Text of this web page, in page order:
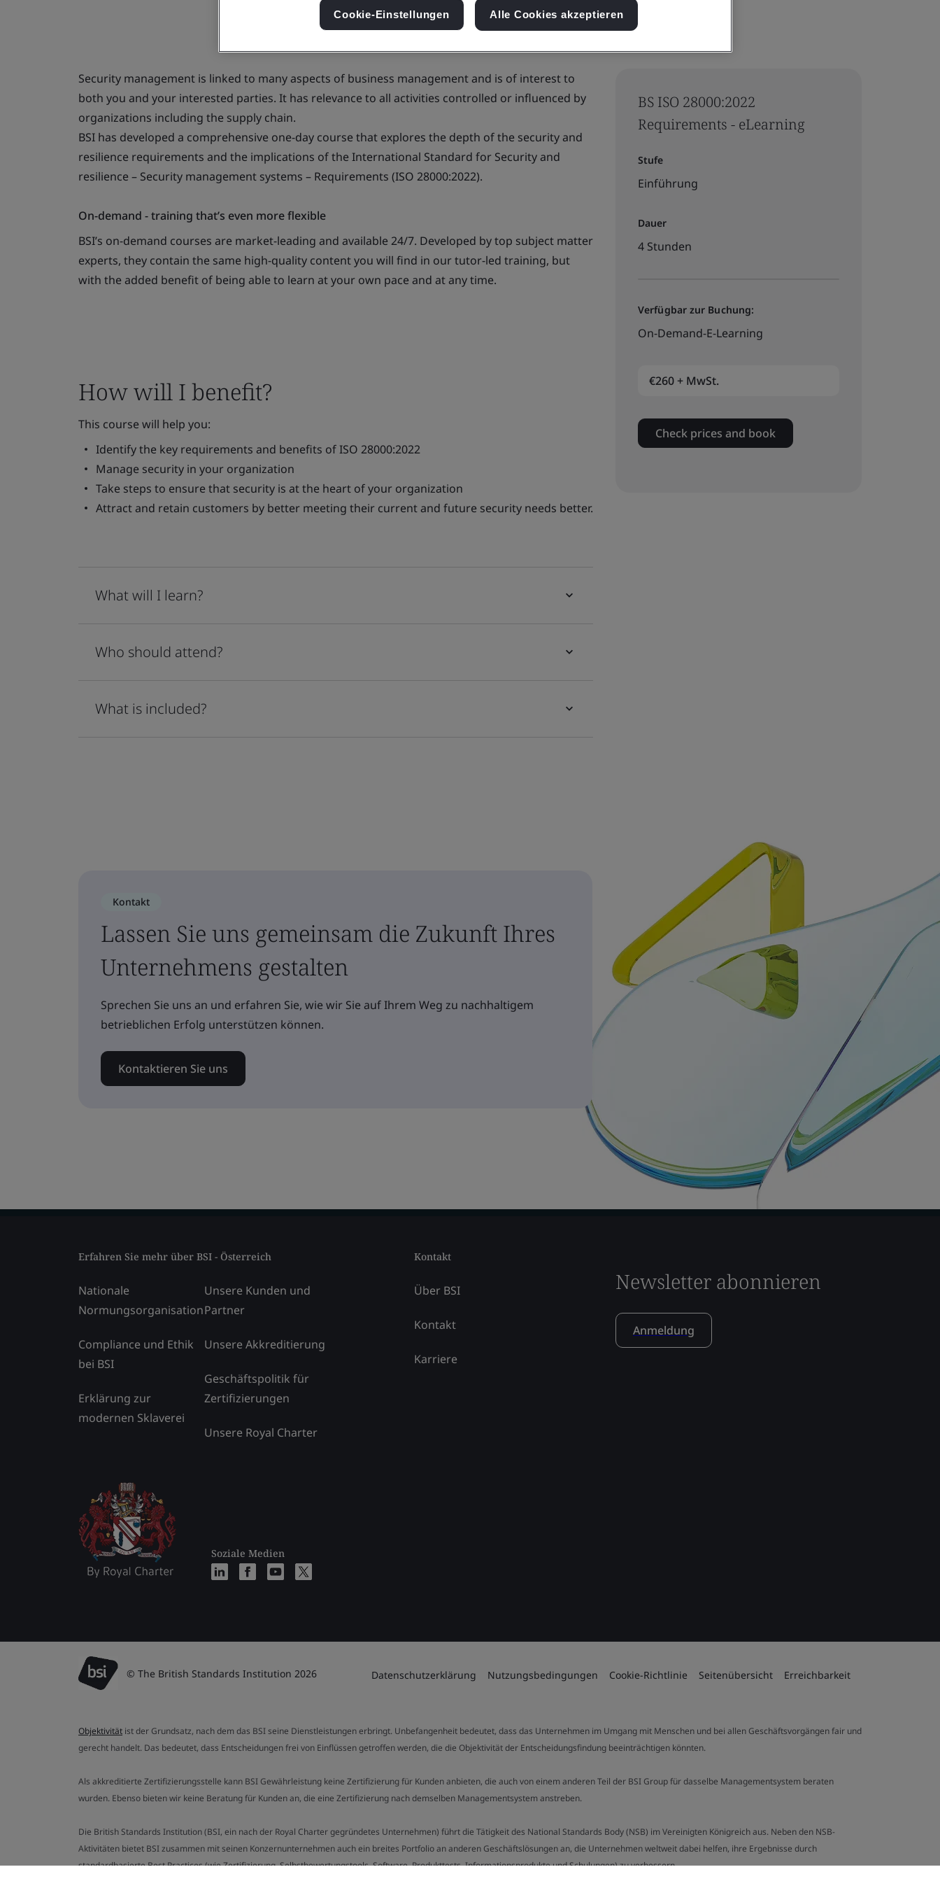
BS ISO 28000:2022
Requirements - eLearning
Stufe
Einführung
Dauer
4 Stunden
Verfügbar zur Buchung:
On-Demand-E-Learning
€260 + MwSt.
Check prices and book
Security management is linked to many aspects of business management and is of interest to
both you and your interested parties. It has relevance to all activities controlled or influenced by
organizations including the supply chain.
BSI has developed a comprehensive one-day course that explores the depth of the security and
resilience requirements and the implications of the International Standard for Security and
resilience – Security management systems – Requirements (ISO 28000:2022).
On-demand - training that’s even more flexible
BSI’s on-demand courses are market-leading and available 24/7. Developed by top subject matter
experts, they contain the same high-quality content you will find in our tutor-led training, but
with the added benefit of being able to learn at your own pace and at any time.
How will I benefit?
This course will help you:
Identify the key requirements and benefits of ISO 28000:2022
Manage security in your organization
Take steps to ensure that security is at the heart of your organization
Attract and retain customers by better meeting their current and future security needs better.
What will I learn?
Who should attend?
What is included?
Kontakt
Lassen Sie uns gemeinsam die Zukunft Ihres
Unternehmens gestalten
Sprechen Sie uns an und erfahren Sie, wie wir Sie auf Ihrem Weg zu nachhaltigem
betrieblichen Erfolg unterstützen können.
Kontaktieren Sie uns
Erfahren Sie mehr über BSI - Österreich
Nationale
Normungsorganisation
Compliance und Ethik
bei BSI
Erklärung zur
modernen Sklaverei
Unsere Kunden und
Partner
Unsere Akkreditierung
Geschäftspolitik für
Zertifizierungen
Unsere Royal Charter
Soziale Medien
Kontakt
Über BSI
Kontakt
Karriere
Newsletter abonnieren
Anmeldung
© The British Standards Institution 2026 Datenschutzerklärung Nutzungsbedingungen Cookie-Richtlinie Seitenübersicht Erreichbarkeit
Objektivität ist der Grundsatz, nach dem das BSI seine Dienstleistungen erbringt. Unbefangenheit bedeutet, dass das Unternehmen im Umgang mit Menschen und bei allen Geschäftsvorgängen fair und
gerecht handelt. Das bedeutet, dass Entscheidungen frei von Einflüssen getroffen werden, die die Objektivität der Entscheidungsfindung beeinträchtigen könnten.
Als akkreditierte Zertifizierungsstelle kann BSI Gewährleistung keine Zertifizierung für Kunden anbieten, die auch von einem anderen Teil der BSI Group für dasselbe Managementsystem beraten
wurden. Ebenso bieten wir keine Beratung für Kunden an, die eine Zertifizierung nach demselben Managementsystem anstreben.
Die British Standards Institution (BSI, ein nach der Royal Charter gegründetes Unternehmen) führt die Tätigkeit des National Standards Body (NSB) im Vereinigten Königreich aus. Neben den NSB-
Aktivitäten bietet BSI zusammen mit seinen Konzernunternehmen auch ein breites Portfolio an anderen Geschäftslösungen an, die Unternehmen weltweit dabei helfen, ihre Ergebnisse durch
standardbasierte Best Practices (wie Zertifizierung, Selbstbewertungstools, Software, Produkttests, Informationsprodukte und Schulungen) zu verbessern.
Cookie-Einstellungen Alle Cookies akzeptieren